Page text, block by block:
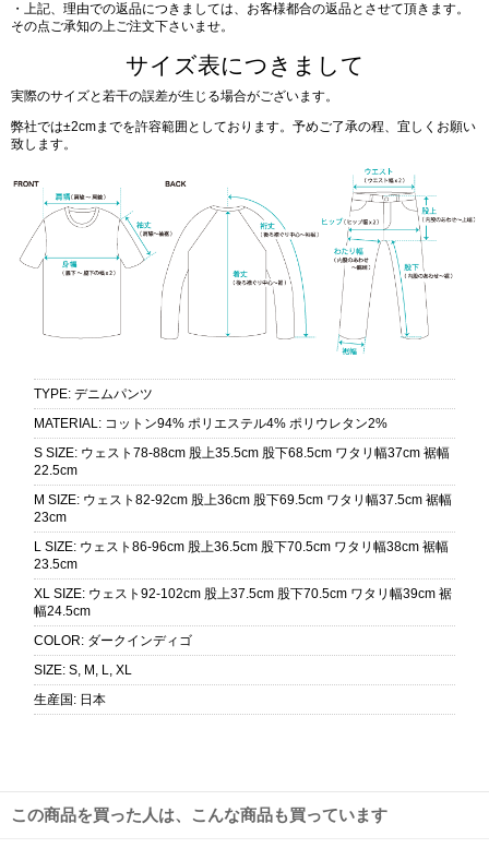
・上記、理由での返品につきましては、お客様都合の返品とさせて頂きます。
その点ご承知の上ご注文下さいませ。
サイズ表につきまして
実際のサイズと若干の誤差が生じる場合がございます。
弊社では±2cmまでを許容範囲としております。予めご了承の程、宜しくお願い
致します。
TYPE: デニムパンツ
MATERIAL: コットン94% ポリエステル4% ポリウレタン2%
S SIZE: ウェスト78-88cm 股上35.5cm 股下68.5cm ワタリ幅37cm 裾幅
22.5cm
M SIZE: ウェスト82-92cm 股上36cm 股下69.5cm ワタリ幅37.5cm 裾幅
23cm
L SIZE: ウェスト86-96cm 股上36.5cm 股下70.5cm ワタリ幅38cm 裾幅
23.5cm
XL SIZE: ウェスト92-102cm 股上37.5cm 股下70.5cm ワタリ幅39cm 裾
幅24.5cm
COLOR: ダークインディゴ
SIZE: S, M, L, XL
生産国 : 日本
この商品を買った人は、こんな商品も買っています